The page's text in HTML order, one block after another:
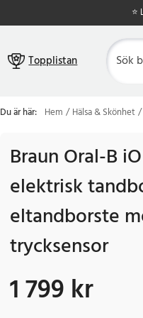
⭐
Topplistan
Du är här: Hem Hälsa & Skönhet
Braun Oral-B
elektrisk
eltandborste
trycksensor
Pris:1 799 kr
1 799 kr